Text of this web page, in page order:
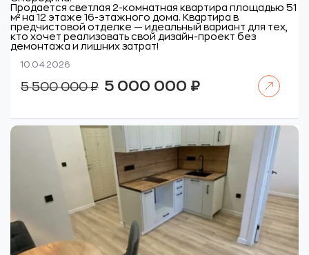
Продается светлая 2-комнатная квартира площадью 51
м² на 12 этаже 16-этажного дома. Квартира в
предчистовой отделке — идеальный вариант для тех,
кто хочет реализовать свой дизайн-проект без
демонтажа и лишних затрат!
10.04.2026
5 500 000₽
Первоначальная
цена
500
000 ₽.
5 000 000 ₽Текущая
000 ₽.